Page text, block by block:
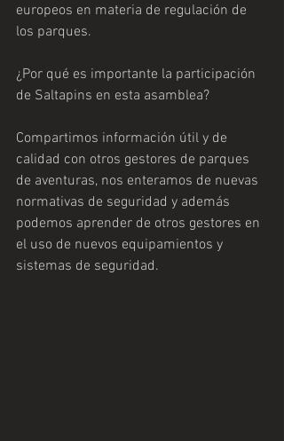
europeos en materia de regulación de
los parques.
¿Por qué es importante la participación
de Saltapins en esta asamblea?
Compartimos información útil y de
calidad con otros gestores de parques
de aventuras, nos enteramos de nuevas
normativas de seguridad y además
podemos aprender de otros gestores en
el uso de nuevos equipamientos y
sistemas de seguridad.